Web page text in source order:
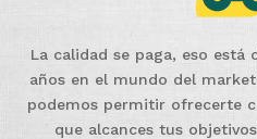
La calidad se paga, eso
años en el mundo del
podemos permitir ofrecerte
que alcances tus